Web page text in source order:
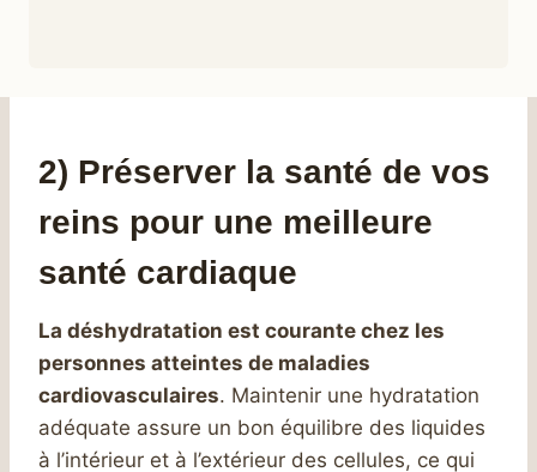
2) Préserver la santé de vos
reins pour une meilleure
santé cardiaque
La déshydratation est courante chez les
personnes atteintes de maladies
cardiovasculaires. Maintenir une hydratation
adéquate assure un bon équilibre des liquides
à l’intérieur et à l’extérieur des cellules, ce qui